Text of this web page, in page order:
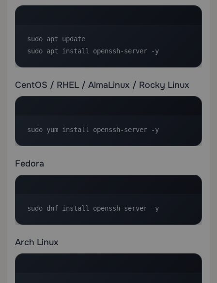
sudo apt update
sudo apt install openssh-server -y
CentOS / RHEL / AlmaLinux / Rocky Linux
sudo yum install openssh-server -y
Fedora
sudo dnf install openssh-server -y
Arch Linux